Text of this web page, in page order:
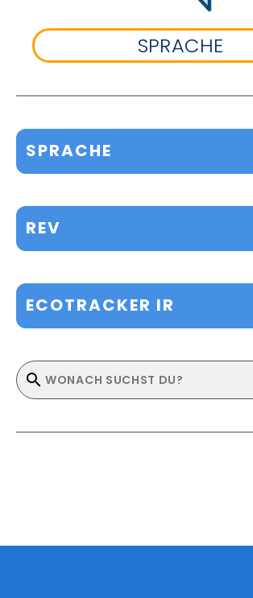
SPRACHE
SPRACHE
REV
ECOTRACKER IR